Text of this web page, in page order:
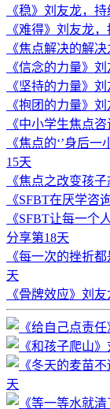
《稳》刘友龙，
《难得》刘友龙
《焦点解决的解
《信念的力量》
《坚持的力量》
《抱团的力量》
《中小学生焦点
《焦点的‘’身后
15天
《焦点之改变孩
《SFBT在厌学咨
《SFBT让每一个
分享第18天
《每一次的挫折
天
《骨牌效应》刘